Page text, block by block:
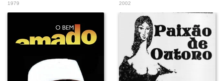
1979 2002